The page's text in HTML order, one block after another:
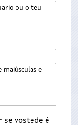
ou o teu
maiúsculas e
se vostede é